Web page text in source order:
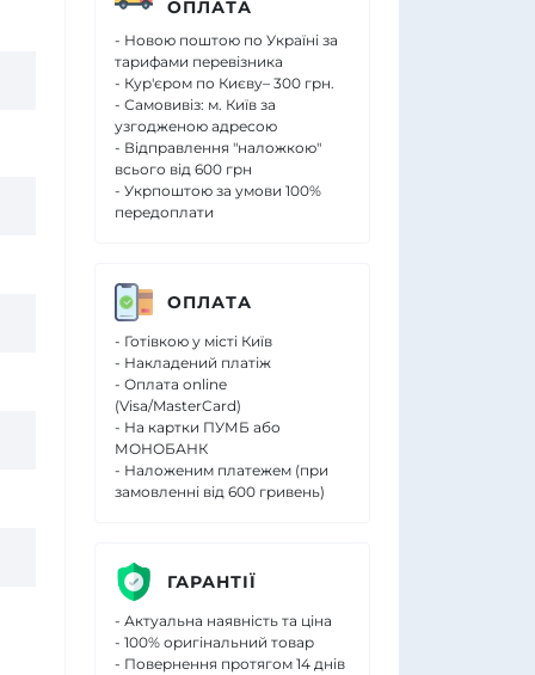
ОПЛАТА
- Новою поштою по Україні за
тарифами перевізника
- Кур'єром по Києву– 300 грн.
- Самовивіз: м. Київ за
узгодженою адресою
- Відправлення "наложкою"
всього від 600 грн
- Укрпоштою за умови 100%
передоплати
ОПЛАТА
- Готівкою у місті Київ
- Накладений платіж
- Оплата online
(Visa/MasterCard)
- На картки ПУМБ або
МОНОБАНК
- Наложеним платежем (при
замовленні від 600 гривень)
ГАРАНТІЇ
- Актуальна наявність та ціна
- 100% оригінальний товар
- Повернення протягом 14 днів